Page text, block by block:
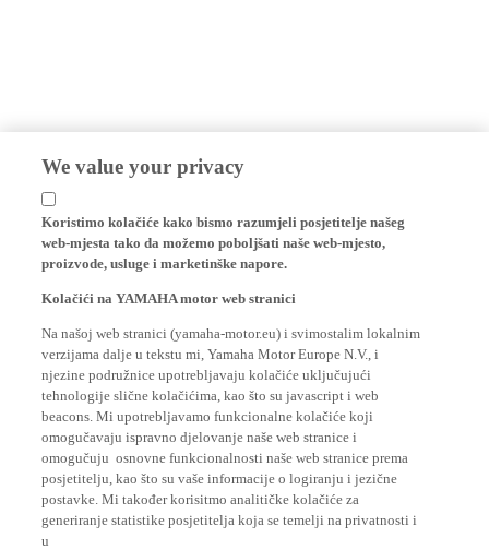
We value your privacy
web-mjesta tako da možemo poboljšati naše web-mjesto,
proizvode, usluge i marketinške napore.
verzijama dalje u tekstu mi, Yamaha Motor Europe N.V., i
njezine podružnice upotrebljavaju kolačiće uključujući
tehnologije slične kolačićima, kao što su javascript i web
beacons. Mi upotrebljavamo funkcionalne kolačiće koji
omogučavaju ispravno djelovanje naše web stranice i
omogučuju osnovne funkcionalnosti naše web stranice prema
posjetitelju, kao što su vaše informacije o logiranju i jezične
postavke. Mi također korisitmo analitičke kolačiće za
generiranje statistike posjetitelja koja se temelji na privatnosti i
u